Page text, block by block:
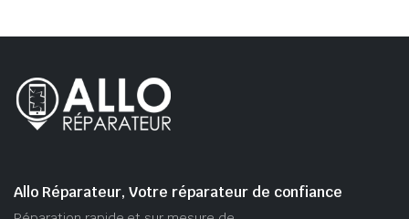
Allo Réparateur, Votre réparateur de confiance